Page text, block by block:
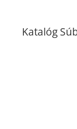
Katalóg